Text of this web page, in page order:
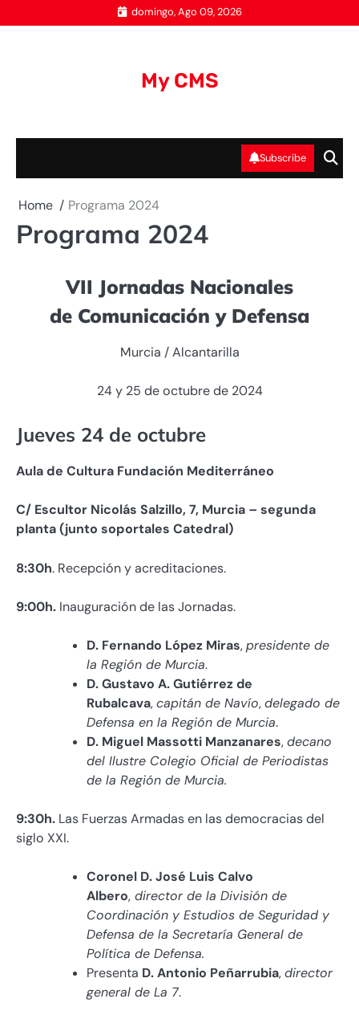
to
domingo, Ago 09, 2026
My CMS
Subscribe
Home Programa 2024
Programa 2024
VII Jornadas Nacionales
de Comunicación y Defensa
Murcia / Alcantarilla
24 y 25 de octubre de 2024
Jueves 24 de octubre
Aula de Cultura Fundación Mediterráneo
C/ Escultor Nicolás Salzillo, 7, Murcia – segunda
planta(junto soportales Catedral)
8:30h. Recepción y acreditaciones.
9:00h. Inauguración de las Jornadas.
D. Fernando López Miras,presidente de
la Región de Murcia.
D. Gustavo A. Gutiérrez de
Rubalcava,capitán de Navío,delegado de
Defensa en la Región de Murcia.
D. Miguel Massotti Manzanares,decano
del Ilustre Colegio Oficial de Periodistas
de la Región de Murcia.
9:30h. Las Fuerzas Armadas en las democracias del
siglo XXI.
Coronel D. José Luis Calvo
Albero, director de la División de
Coordinación y Estudios de Seguridad y
Defensa de la Secretaría General de
Política de Defensa.
Presenta D. Antonio Peñarrubia,director
general de La 7.